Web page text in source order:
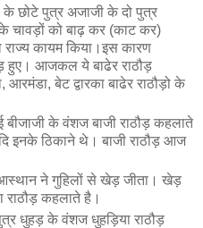
के छोटे पुत्र अजाजी के दो पुत्र
के चावड़ों को बाढ़ कर (काट कर)
राज्य कायम किया।इस कारण
हुए। आजकल ये बाढेर राठौड़
बेट द्वारका बाढेर राठौड़ो के
बीजाजी के वंशज बाजी राठौड़ कहलाते
इनके ठिकाने थे। बाजी राठौड़ आज
ने गुहिलों से खेड़ जीता। खेड़
कहलाते है।
धुहड़ के वंशज धुहड़िया राठौड़